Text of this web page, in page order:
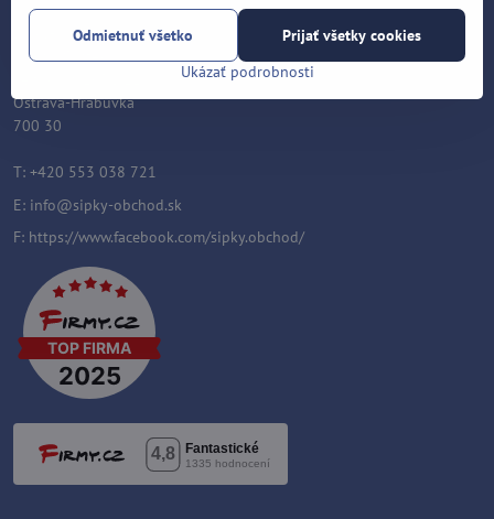
Šípky-obchod.sk
Roman Šostek
Ostrava-Hrabůvka
700 30
T: +420 553 038 721
E: info@sipky-obchod.sk
F: https://www.facebook.com/sipky.obchod/
Ukázať podrobnosti
Prijať všetky cookies
Odmietnuť všetko